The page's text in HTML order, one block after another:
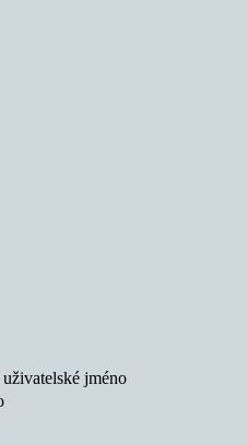
uživatelské jméno